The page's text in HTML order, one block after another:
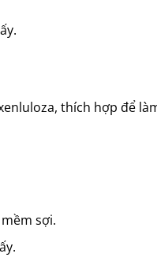
thích hợp để
sợi.